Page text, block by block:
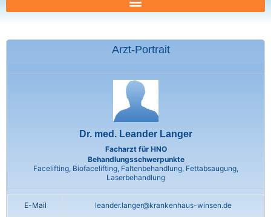
Arzt-Portrait
Dr. med. Leander Langer
Facharzt für HNO
Behandlungsschwerpunkte
Facelifting, Biofacelifting, Faltenbehandlung, Fettabsaugung,
Laserbehandlung
E-Mail leander.langer@krankenhaus-winsen.de